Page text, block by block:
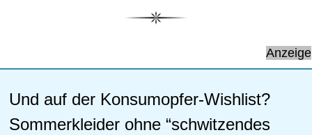
Anzeige
Und auf der Konsumopfer-Wishlist?
Sommerkleider ohne “schwitzendes